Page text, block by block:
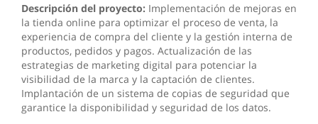
Descripción del proyecto: Implementación de mejoras en
la tienda online para optimizar el proceso de venta, la
experiencia de compra del cliente y la gestión interna de
productos, pedidos y pagos. Actualización de las
estrategias de marketing digital para potenciar la
visibilidad de la marca y la captación de clientes.
Implantación de un sistema de copias de seguridad que
garantice la disponibilidad y seguridad de los datos.